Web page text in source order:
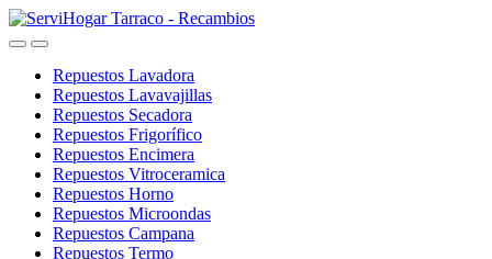
Saltar
a
saltar
al
OpenClose
Repuestos Lavadora
Repuestos Lavavajillas
Repuestos Secadora
Repuestos Frigorífico
Repuestos Encimera
Repuestos Vitroceramica
Repuestos Horno
Repuestos Microondas
Repuestos Campana
Repuestos Termo